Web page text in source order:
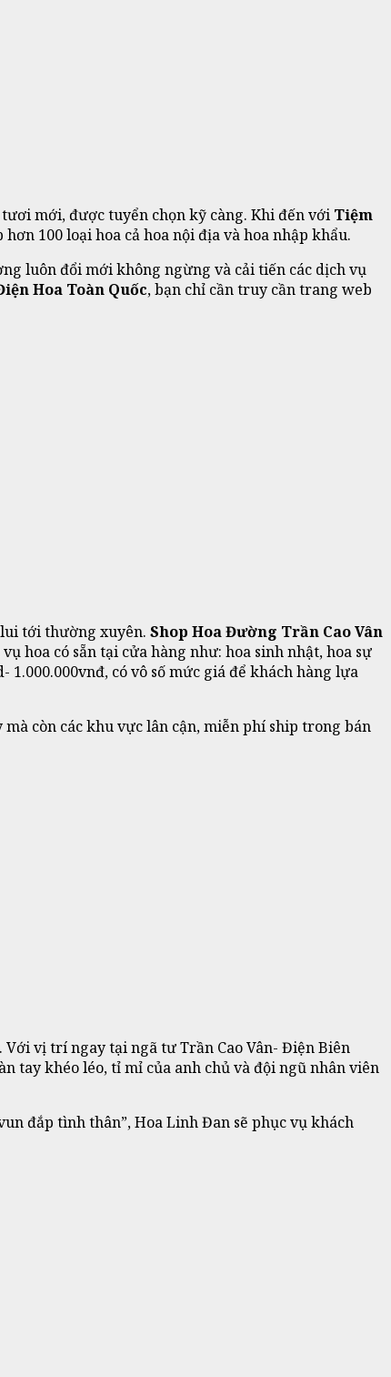
mới, được tuyển chọn kỹ càng. Khi đến với Tiệm
100 loại hoa cả hoa nội địa và hoa nhập khẩu.
luôn đổi mới không ngừng và cải tiến các dịch vụ
Hoa Toàn Quốc, bạn chỉ cần truy cần trang web
tới thường xuyên. Shop Hoa Đường Trần Cao Vân
hoa có sẵn tại cửa hàng như: hoa sinh nhật, hoa sự
có vô số mức giá để khách hàng lựa
còn các khu vực lân cận, miễn phí ship trong bán
vị trí ngay tại ngã tư Trần Cao Vân- Điện Biên
tay khéo léo, tỉ mỉ của anh chủ và đội ngũ nhân viên
đắp tình thân”, Hoa Linh Đan sẽ phục vụ khách